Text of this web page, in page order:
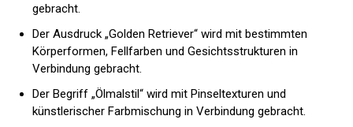
gebracht.
Der Ausdruck „Golden Retriever“ wird mit bestimmten
Körperformen, Fellfarben und Gesichtsstrukturen in
Verbindung gebracht.
Der Begriff „Ölmalstil“ wird mit Pinseltexturen und
künstlerischer Farbmischung in Verbindung gebracht.